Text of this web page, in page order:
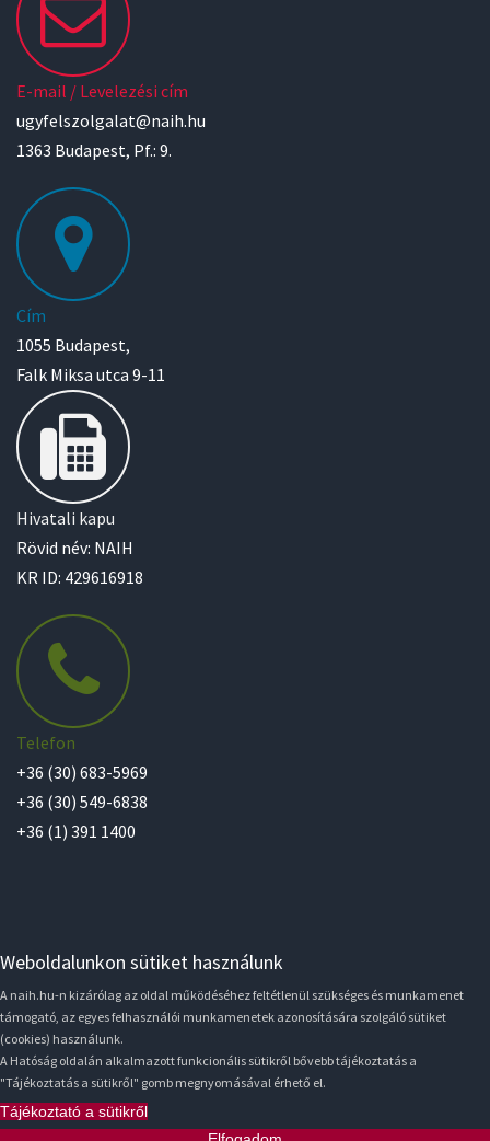
E-mail / Levelezési cím
ugyfelszolgalat@naih.hu
1363 Budapest, Pf.: 9.
Cím
1055 Budapest,
Falk Miksa utca 9-11
Hivatali kapu
Rövid név: NAIH
KR ID: 429616918
Telefon
+36 (30) 683-5969
+36 (30) 549-6838
+36 (1) 391 1400
Weboldalunkon sütiket használunk
A naih.hu-n kizárólag az oldal működéséhez feltétlenül szükséges és munkamenet
támogató, az egyes felhasználói munkamenetek azonosítására szolgáló sütiket
(cookies) használunk.
A Hatóság oldalán alkalmazott funkcionális sütikről bővebb tájékoztatás a
"Tájékoztatás a sütikről" gomb megnyomásával érhető el.
Tájékoztató a sütikről